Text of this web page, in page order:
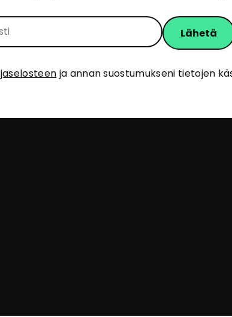
ja annan suostumukseni tietojen